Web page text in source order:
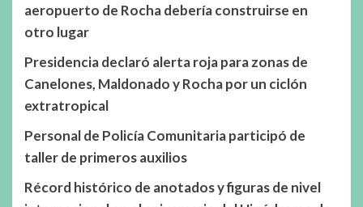
aeropuerto de Rocha debería construirse en
otro lugar
Presidencia declaró alerta roja para zonas de
Canelones, Maldonado y Rocha por un ciclón
extratropical
Personal de Policía Comunitaria participó de
taller de primeros auxilios
Récord histórico de anotados y figuras de nivel